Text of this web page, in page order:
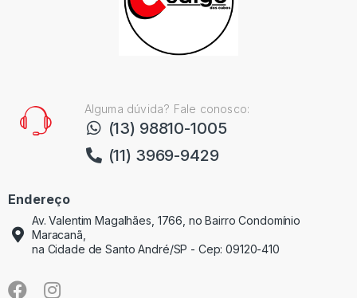
Alguma dúvida? Fale conosco:
(13) 98810-1005
(11) 3969-9429
Endereço
Av. Valentim Magalhães, 1766, no Bairro Condomínio
Maracanã,
na Cidade de Santo André/SP - Cep: 09120-410